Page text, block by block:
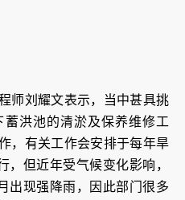
师刘耀文表示，当中甚具挑
洪池的清淤及保养维修工
，有关工作会安排于每年旱
但近年受气候变化影响，
出现强降雨，因此部门很多